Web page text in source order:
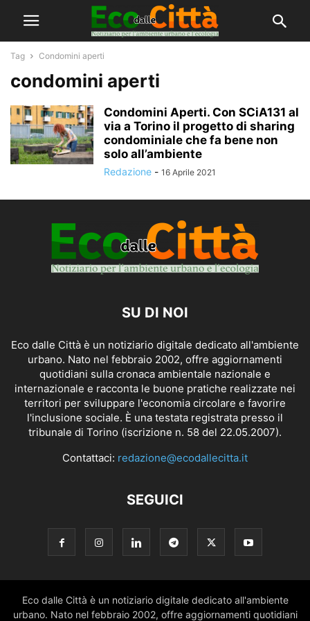
Tag Condomini aperti
condomini aperti
Condomini Aperti. Con SCiA131 al
via a Torino il progetto di sharing
condominiale che fa bene non
solo all’ambiente
Redazione - 16 Aprile 2021
SU DI NOI
Eco dalle Città è un notiziario digitale dedicato all'ambiente
urbano. Nato nel febbraio 2002, offre aggiornamenti
quotidiani sulla cronaca ambientale nazionale e
internazionale e racconta le buone pratiche realizzate nei
territori per sviluppare l'economia circolare e favorire
l'inclusione sociale. È una testata registrata presso il
tribunale di Torino (iscrizione n. 58 del 22.05.2007).
Contattaci: redazione@ecodallecitta.it
SEGUICI
Eco dalle Città è un notiziario digitale dedicato all'ambiente
urbano. Nato nel febbraio 2002, offre aggiornamenti quotidiani